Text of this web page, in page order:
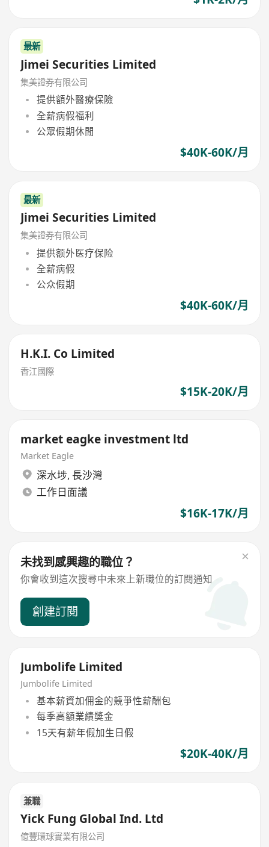
最新
Jimei Securities Limited
集美證券有限公司
提供額外醫療保險
全薪病假福利
公眾假期休閒
$40K-60K/月
最新
Jimei Securities Limited
集美證券有限公司
提供额外医疗保险
全薪病假
公众假期
$40K-60K/月
H.K.I. Co Limited
香江國際
$15K-20K/月
market eagke investment ltd
Market Eagle
深水埗, 長沙灣
工作日面議
$16K-17K/月
未找到感興趣的職位？
你會收到這次搜尋中未來上新職位的訂閱通知
創建訂閱
Jumbolife Limited
Jumbolife Limited
基本薪資加佣金的競爭性薪酬包
每季高額業績奬金
15天有薪年假加生日假
$20K-40K/月
兼職
Yick Fung Global Ind. Ltd
億豐環球實業有限公司